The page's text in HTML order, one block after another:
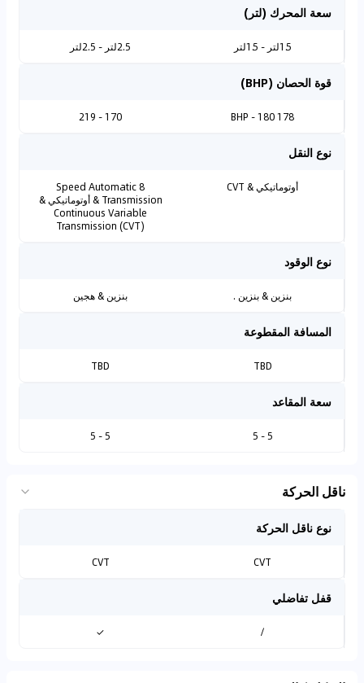
سعة المحرك (لتر)
1.5لتر - 1.5لتر 2.5لتر - 2.5لتر
قوة الحصان (BHP)
178 BHP - 180
170 - 219
نوع النقل
أوتوماتيكي & CVT
8 Speed Automatic
Transmission & أوتوماتيكي &
Continuous Variable
Transmission (CVT)
نوع الوقود
بنزين & بنزين . بنزين & هجين
المسافة المقطوعة
TBD
TBD
سعة المقاعد
5 - 5
5 - 5
ناقل الحركة
نوع ناقل الحركة
CVT
CVT
قفل تفاضلي
/
✓